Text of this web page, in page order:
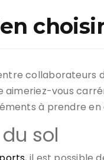
collaborateurs
aimeriez-vous
à prendre
sol